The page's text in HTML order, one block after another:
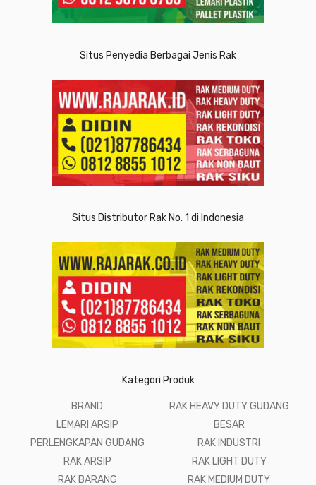
Situs Penyedia Berbagai Jenis Rak
Situs Distributor Rak No. 1 di Indonesia
Kategori Produk
BRAND
LEMARI ARSIP
PERLENGKAPAN GUDANG
RAK ARSIP
RAK BARANG
RAK HEAVY DUTY GUDANG
BESAR
RAK INDUSTRI
RAK LIGHT DUTY
RAK MEDIUM DUTY